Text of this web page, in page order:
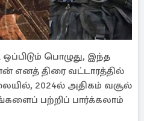
பொழுது, இந்த
எனத் திரை வட்டாரத்தில்
2024ல் அதிகம் வசூல்
பற்றிப் பார்க்கலாம்